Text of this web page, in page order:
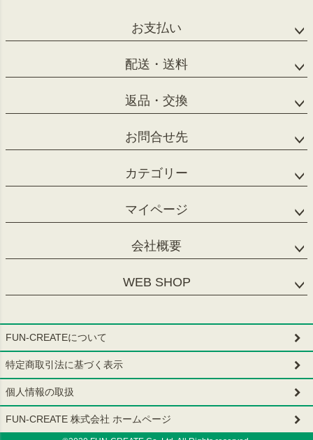
お支払い
配送・送料
返品・交換
お問合せ先
カテゴリー
マイページ
会社概要
WEB SHOP
FUN-CREATEについて
特定商取引法に基づく表示
個人情報の取扱
FUN-CREATE 株式会社 ホームページ